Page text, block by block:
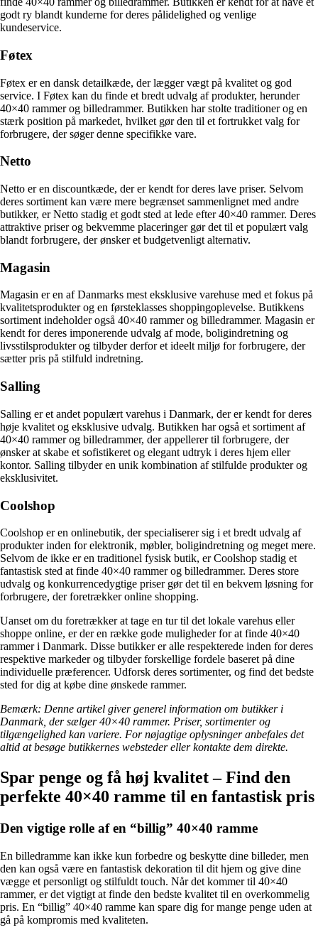
godt ry blandt kunderne for deres pålidelighed og venlige
kundeservice.
Føtex
Føtex er en dansk detailkæde, der lægger vægt på kvalitet og god
service. I Føtex kan du finde et bredt udvalg af produkter, herunder
40×40 rammer og billedrammer. Butikken har stolte traditioner og en
stærk position på markedet, hvilket gør den til et fortrukket valg for
forbrugere, der søger denne specifikke vare.
Netto
Netto er en discountkæde, der er kendt for deres lave priser. Selvom
deres sortiment kan være mere begrænset sammenlignet med andre
butikker, er Netto stadig et godt sted at lede efter 40×40 rammer. Deres
attraktive priser og bekvemme placeringer gør det til et populært valg
blandt forbrugere, der ønsker et budgetvenligt alternativ.
Magasin
Magasin er en af Danmarks mest eksklusive varehuse med et fokus på
kvalitetsprodukter og en førsteklasses shoppingoplevelse. Butikkens
sortiment indeholder også 40×40 rammer og billedrammer. Magasin er
kendt for deres imponerende udvalg af mode, boligindretning og
livsstilsprodukter og tilbyder derfor et ideelt miljø for forbrugere, der
sætter pris på stilfuld indretning.
Salling
Salling er et andet populært varehus i Danmark, der er kendt for deres
høje kvalitet og eksklusive udvalg. Butikken har også et sortiment af
40×40 rammer og billedrammer, der appellerer til forbrugere, der
ønsker at skabe et sofistikeret og elegant udtryk i deres hjem eller
kontor. Salling tilbyder en unik kombination af stilfulde produkter og
eksklusivitet.
Coolshop
Coolshop er en onlinebutik, der specialiserer sig i et bredt udvalg af
produkter inden for elektronik, møbler, boligindretning og meget mere.
Selvom de ikke er en traditionel fysisk butik, er Coolshop stadig et
fantastisk sted at finde 40×40 rammer og billedrammer. Deres store
udvalg og konkurrencedygtige priser gør det til en bekvem løsning for
forbrugere, der foretrækker online shopping.
Uanset om du foretrækker at tage en tur til det lokale varehus eller
shoppe online, er der en række gode muligheder for at finde 40×40
rammer i Danmark. Disse butikker er alle respekterede inden for deres
respektive markeder og tilbyder forskellige fordele baseret på dine
individuelle præferencer. Udforsk deres sortimenter, og find det bedste
sted for dig at købe dine ønskede rammer.
Bemærk: Denne artikel giver generel information om butikker i
Danmark, der sælger 40×40 rammer. Priser, sortimenter og
tilgængelighed kan variere. For nøjagtige oplysninger anbefales det
altid at besøge butikkernes websteder eller kontakte dem direkte.
Spar penge og få høj kvalitet – Find den
perfekte 40×40 ramme til en fantastisk pris
Den vigtige rolle af en “billig” 40×40 ramme
En billedramme kan ikke kun forbedre og beskytte dine billeder, men
den kan også være en fantastisk dekoration til dit hjem og give dine
vægge et personligt og stilfuldt touch. Når det kommer til 40×40
rammer, er det vigtigt at finde den bedste kvalitet til en overkommelig
pris. En “billig” 40×40 ramme kan spare dig for mange penge uden at
gå på kompromis med kvaliteten.